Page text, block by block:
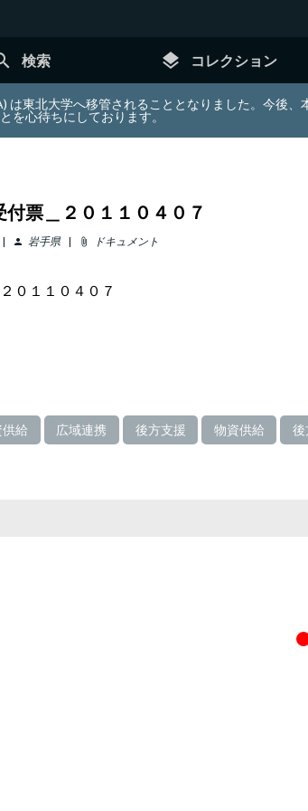
検索 layers コレクション
は東北大学へ移管されることとなりました。今後
を心待ちにしております。
票＿２０１１０４０７
person 岩手県 attach_file ドキュメント
０１１０４０７
給 広域連携 後方支援 物資供給 後